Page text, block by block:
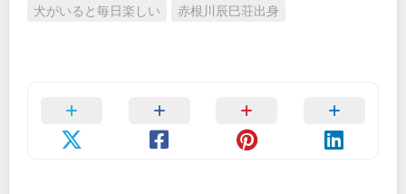
犬がいると毎日楽しい
赤根川辰巳荘出身